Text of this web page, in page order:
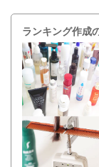
ランキング作成